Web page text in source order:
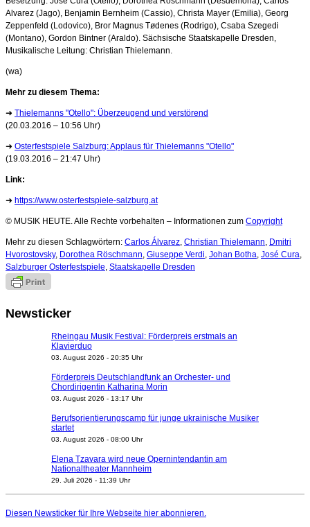
Alvarez (Jago), Benjamin Bernheim (Cassio), Christa Mayer (Emilia), Georg
Zeppenfeld (Lodovico), Bror Magnus Tødenes (Rodrigo), Csaba Szegedi
(Montano), Gordon Bintner (Araldo). Sächsische Staatskapelle Dresden,
Musikalische Leitung: Christian Thielemann.
(wa)
Mehr zu diesem Thema:
➜ Thielemanns "Otello": Überzeugend und verstörend
(20.03.2016 – 10:56 Uhr)
➜ Osterfestspiele Salzburg: Applaus für Thielemanns "Otello"
(19.03.2016 – 21:47 Uhr)
Link:
➜ https://www.osterfestspiele-salzburg.at
© MUSIK HEUTE. Alle Rechte vorbehalten – Informationen zum Copyright
Mehr zu diesen Schlagwörtern: Carlos Álvarez, Christian Thielemann, Dmitri
Hvorostovsky, Dorothea Röschmann, Giuseppe Verdi, Johan Botha, José Cura,
Salzburger Osterfestspiele, Staatskapelle Dresden
Newsticker
Rheingau Musik Festival: Förderpreis erstmals an
Klavierduo
03. August 2026 - 20:35 Uhr
Förderpreis Deutschlandfunk an Orchester- und
Chordirigentin Katharina Morin
03. August 2026 - 13:17 Uhr
Berufsorientierungscamp für junge ukrainische Musiker
startet
03. August 2026 - 08:00 Uhr
Elena Tzavara wird neue Opernintendantin am
Nationaltheater Mannheim
29. Juli 2026 - 11:39 Uhr
geht 2027
Diesen Newsticker für Ihre Webseite hier abonnieren.